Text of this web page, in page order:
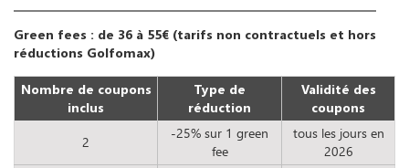
Green fees : de 36 à 55€ (tarifs non contractuels et hors
réductions Golfomax)
Nombre de coupons
inclus
Type de
réduction
Validité des
coupons
2
-25% sur 1 green
fee
tous les jours en
2026